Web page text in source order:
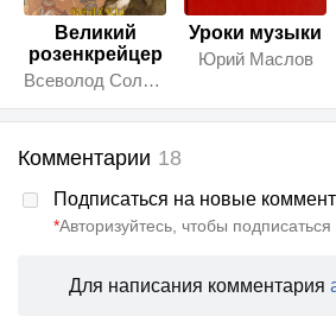
Великий
розенкрейцер
Всеволод Соловьёв
Уроки музыки
Юрий Маслов
Комментарии 18
Подписаться на новые
*Авторизуйтесь, чтобы подписаться
Для написания комментария